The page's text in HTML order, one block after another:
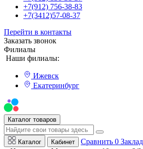
+7(912) 756-38-83
+7(3412)57-08-37
Перейти в контакты
Заказать звонок
Филиалы
Наши филиалы:
Ижевск
Екатеринбург
Каталог товаров
Каталог Кабинет Сравнить 0